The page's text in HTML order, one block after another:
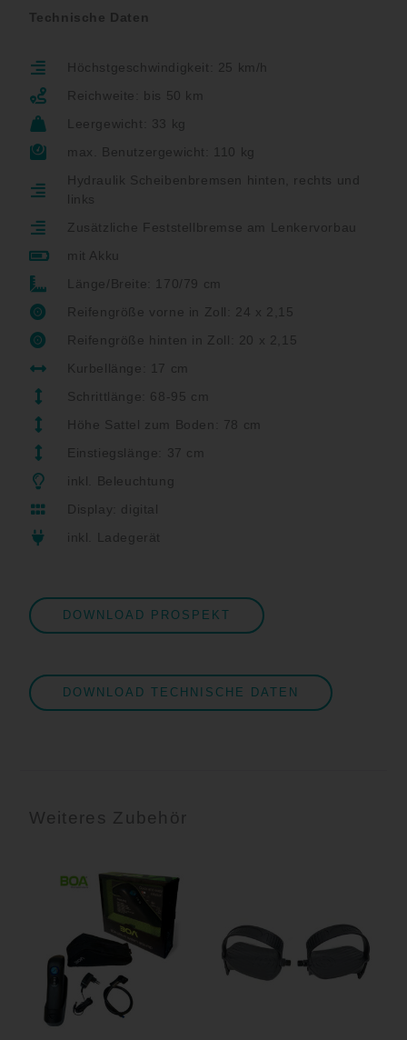
Technische Daten
Höchstgeschwindigkeit: 25 km/h
Reichweite: bis 50 km
Leergewicht: 33 kg
max. Benutzergewicht: 110 kg
Hydraulik Scheibenbremsen hinten, rechts und
links
Zusätzliche Feststellbremse am Lenkervorbau
mit Akku
Länge/Breite: 170/79 cm
Reifengröße vorne in Zoll: 24 x 2,15
Reifengröße hinten in Zoll: 20 x 2,15
Kurbellänge: 17 cm
Schrittlänge: 68-95 cm
Höhe Sattel zum Boden: 78 cm
Einstiegslänge: 37 cm
inkl. Beleuchtung
Display: digital
inkl. Ladegerät
DOWNLOAD PROSPEKT
DOWNLOAD TECHNISCHE DATEN
Weiteres Zubehör